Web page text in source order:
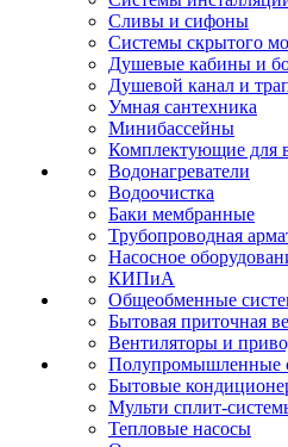
Сливы и сифоны
Системы скрытого
Душевые кабины и
Душевой канал и
Умная сантехника
Минибассейны
Комплектующие для
Водонагреватели
Водоочистка
Баки мембранные
Трубопроводная
Насосное
КИПиА
Общеобменные
Бытовая приточная
Вентиляторы и
Полупромышленные
Бытовые
Мульти сплит-
Тепловые насосы